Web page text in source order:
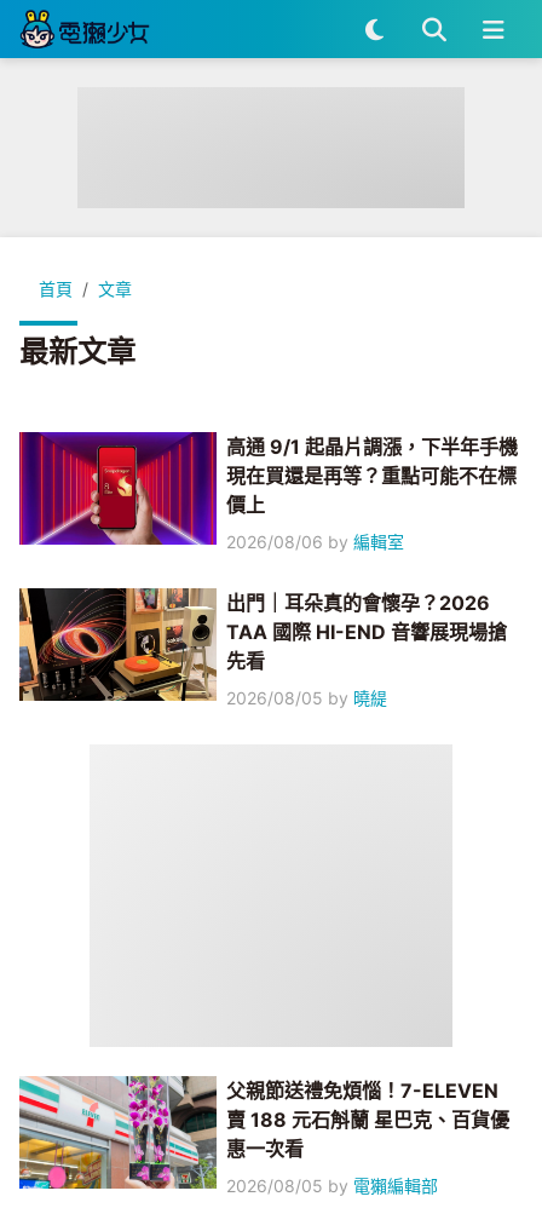
首頁 文章
最新文章
高通 9/1 起晶片調漲，下半年手機
現在買還是再等？重點可能不在標
價上
2026/08/06 by編輯室
出門｜耳朵真的會懷孕？2026
TAA 國際 HI-END 音響展現場搶
先看
2026/08/05 by 曉緹
父親節送禮免煩惱！7-ELEVEN
賣 188 元石斛蘭 星巴克、百貨優
惠一次看
2026/08/05 by 電獺編輯部